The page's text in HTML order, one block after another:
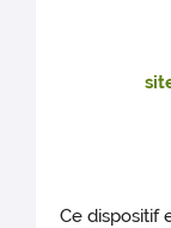
Ce dispositif